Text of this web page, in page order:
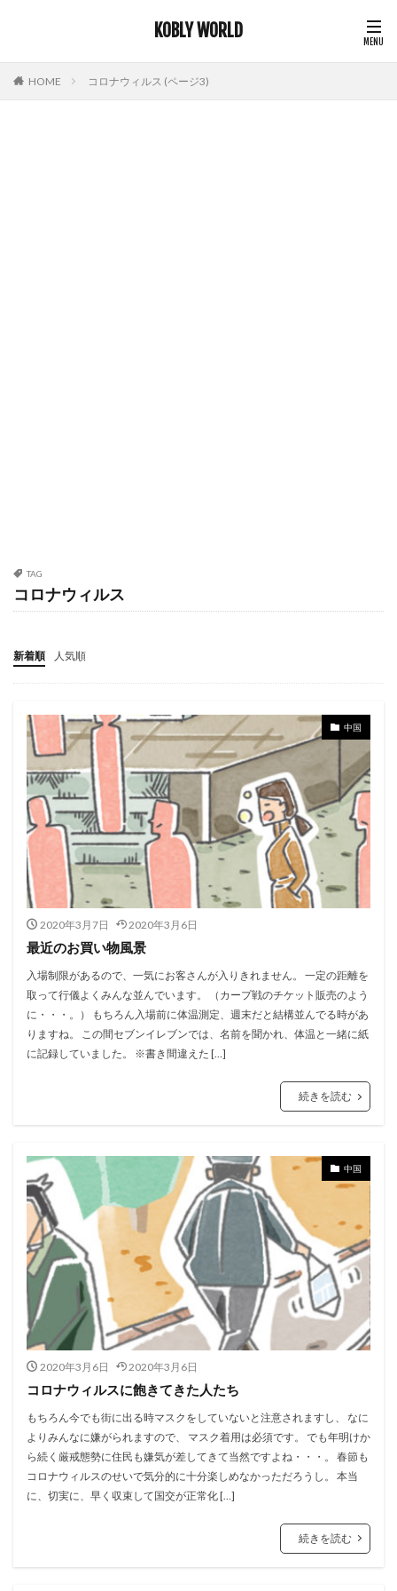
KOBLY WORLD
HOME コロナウィルス (ページ3)
TAG
コロナウィルス
新着順 人気順
中国
2020年3月7日 2020年3月6日
最近のお買い物風景
入場制限があるので、一気にお客さんが入りきれません。 一定の距離を
取って行儀よくみんな並んでいます。 （カープ戦のチケット販売のよう
に・・・。） もちろん入場前に体温測定、週末だと結構並んでる時があ
りますね。 この間セブンイレブンでは、名前を聞かれ、体温と一緒に紙
に記録していました。 ※書き間違えた […]
続きを読む
中国
2020年3月6日 2020年3月6日
コロナウィルスに飽きてきた人たち
もちろん今でも街に出る時マスクをしていないと注意されますし、 なに
よりみんなに嫌がられますので、 マスク着用は必須です。 でも年明けか
ら続く厳戒態勢に住民も嫌気が差してきて当然ですよね・・・。 春節も
コロナウィルスのせいで気分的に十分楽しめなかっただろうし。 本当
に、切実に、早く収束して国交が正常化 […]
続きを読む